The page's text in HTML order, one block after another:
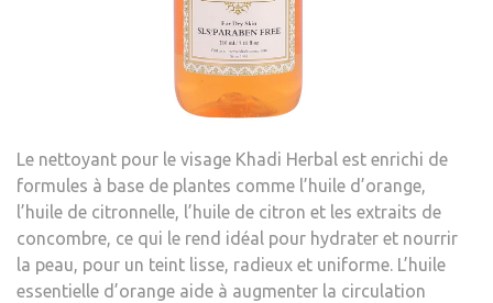
Le nettoyant pour le visage Khadi Herbal est enrichi de
formules à base de plantes comme l’huile d’orange,
l’huile de citronnelle, l’huile de citron et les extraits de
concombre, ce qui le rend idéal pour hydrater et nourrir
la peau, pour un teint lisse, radieux et uniforme. L’huile
essentielle d’orange aide à augmenter la circulation